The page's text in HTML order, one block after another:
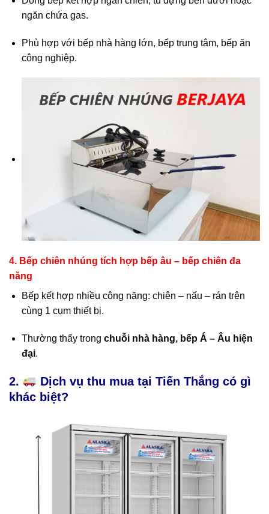
ngăn chứa gas.
Phù hợp với bếp nhà hàng lớn, bếp trung tâm, bếp ăn
công nghiệp.
4. Bếp chiên nhúng tích hợp bếp âu – bếp chiên đa
năng
Bếp kết hợp nhiều công năng: chiên – nấu – rán trên
cùng 1 cụm thiết bị.
Thường thấy trong chuỗi nhà hàng, bếp Á – Âu hiện
đại.
2.
Dịch vụ thu mua tại Tiến Thắng có gì
khác biệt?